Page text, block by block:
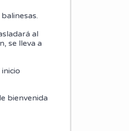
al
se lleva a
bienvenida